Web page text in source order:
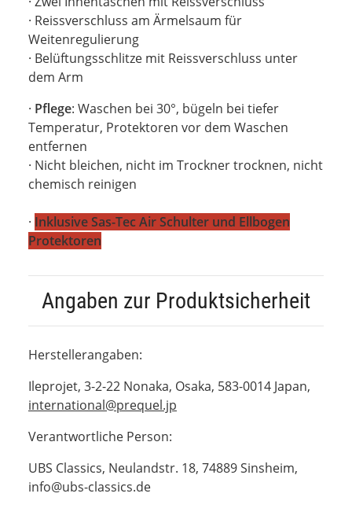
· Reissverschluss am Ärmelsaum für
Weitenregulierung
· Belüftungsschlitze mit Reissverschluss unter
dem Arm
· Pflege: Waschen bei 30°, bügeln bei tiefer
Temperatur, Protektoren vor dem Waschen
entfernen
· Nicht bleichen, nicht im Trockner trocknen, nicht
chemisch reinigen
· Inklusive Sas-Tec Air Schulter und Ellbogen
Protektoren
Angaben zur Produktsicherheit
Herstellerangaben:
Ileprojet, 3-2-22 Nonaka, Osaka, 583-0014 Japan,
international@prequel.jp
Verantwortliche Person:
UBS Classics, Neulandstr. 18, 74889 Sinsheim,
info@ubs-classics.de